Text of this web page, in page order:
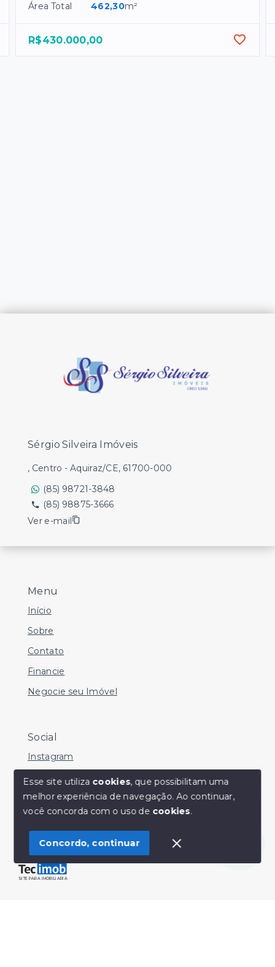
Área Total 462,30m²
R$430.000,00
Olá! Estamos disponíveis para te ajudar.
Menu
Início
Sobre
Contato
Financie
Negocie seu Imóvel
Social
Instagram
Facebook
Youtube
© Copyright 2026 - Sérgio Silveira Imóveis - Todos os
direitos reservados
SITE PARA IMOBILIARIA
Sérgio Silveira Imóveis
, Centro - Aquiraz/CE, 61700-000
(85) 98721-3848
(85) 98875-3666
Ver e-mail
Esse site utiliza cookies, que possibilitam uma
melhor experiência de navegação.Ao continuar,
você concorda com o uso de cookies.
Concordo, continuar